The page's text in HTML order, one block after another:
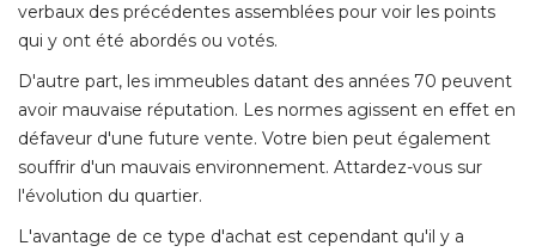
verbaux des précédentes assemblées pour voir les points
qui y ont été abordés ou votés.
D'autre part, les immeubles datant des années 70 peuvent
avoir mauvaise réputation. Les normes agissent en effet en
défaveur d'une future vente. Votre bien peut également
souffrir d'un mauvais environnement. Attardez-vous sur
l'évolution du quartier.
L'avantage de ce type d'achat est cependant qu'il y a